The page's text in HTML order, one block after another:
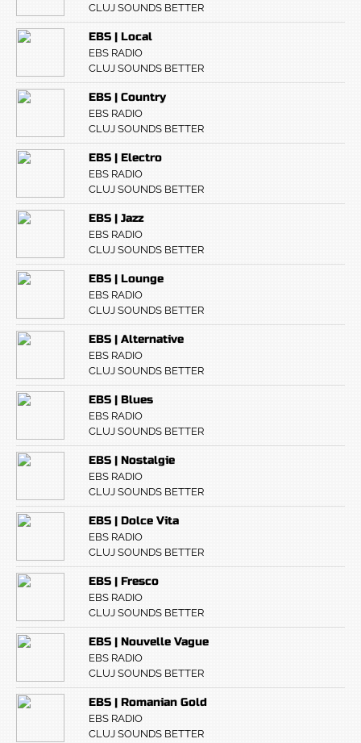
CLUJ SOUNDS BETTER
EBS | Local
EBS RADIO
CLUJ SOUNDS BETTER
EBS | Country
EBS RADIO
CLUJ SOUNDS BETTER
EBS | Electro
EBS RADIO
CLUJ SOUNDS BETTER
EBS | Jazz
EBS RADIO
CLUJ SOUNDS BETTER
EBS | Lounge
EBS RADIO
CLUJ SOUNDS BETTER
EBS | Alternative
EBS RADIO
CLUJ SOUNDS BETTER
EBS | Blues
EBS RADIO
CLUJ SOUNDS BETTER
EBS | Nostalgie
EBS RADIO
CLUJ SOUNDS BETTER
EBS | Dolce Vita
EBS RADIO
CLUJ SOUNDS BETTER
EBS | Fresco
EBS RADIO
CLUJ SOUNDS BETTER
EBS | Nouvelle Vague
EBS RADIO
CLUJ SOUNDS BETTER
EBS | Romanian Gold
EBS RADIO
CLUJ SOUNDS BETTER